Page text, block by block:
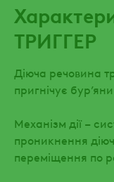
ТРИГГЕР
Діюча речовина
пригнічує
Механізм дії –
проникнення
переміщення по